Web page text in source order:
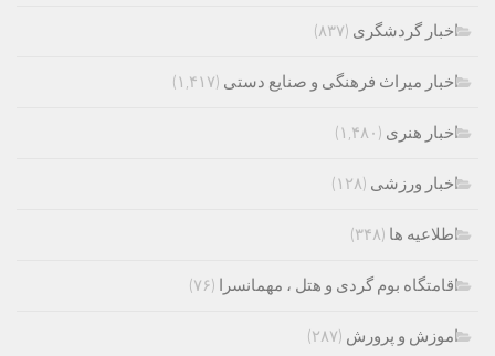
اخبار گردشگری (۸۳۷)
اخبار میراث فرهنگی و صنایع دستی (۱,۴۱۷)
اخبار هنری (۱,۴۸۰)
اخبار ورزشی (۱۲۸)
اطلاعیه ها (۳۴۸)
اقامتگاه بوم گردی و هتل ، مهمانسرا (۷۶)
اموزش و پرورش (۲۸۷)